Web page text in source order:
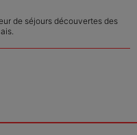
de séjours découvertes des